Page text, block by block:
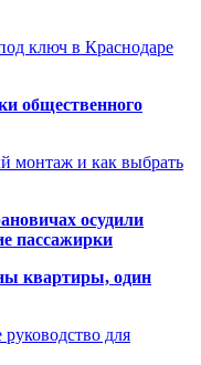
ключ в Краснодаре
общественного
монтаж и как выбрать
осудили
пассажирки
квартиры, один
для